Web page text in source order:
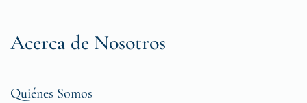
Acerca de Nosotros
Quiénes Somos